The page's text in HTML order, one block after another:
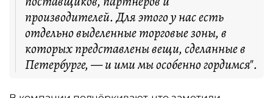
производителей. Для этого у нас есть
отдельно выделенные торговые зоны, в
которых представлены вещи, сделанные в
Петербурге, — и ими мы особенно гордимся".